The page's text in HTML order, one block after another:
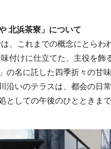
北浜茶寮」について
、これまでの概念にとら
付けに仕立てた、主役を
名に託した四季折々の甘味
沿いのテラスは、都会の日
としての午後のひとときま